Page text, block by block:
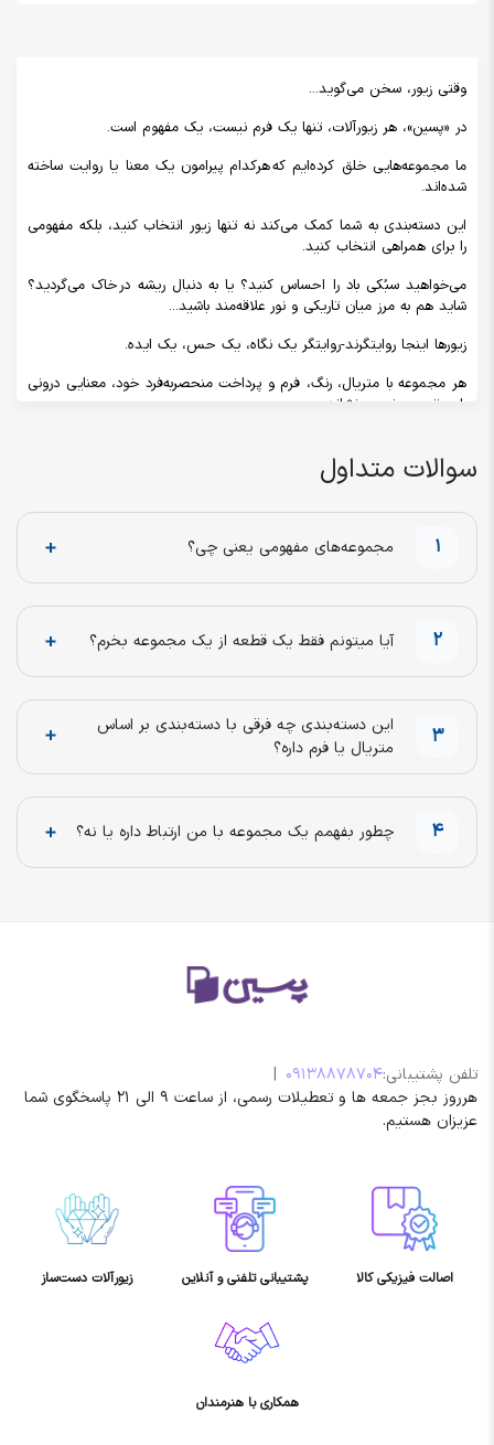
وقتی زیور، سخن می‌گوید...
در «پسین»، هر زیورآلات، تنها یک فرم نیست، یک مفهوم است.
ما مجموعه‌هایی خلق کرده‌ایم که هرکدام پیرامون یک معنا یا روایت ساخته
شده‌اند.
این دسته‌بندی به شما کمک می‌کند نه تنها زیور انتخاب کنید، بلکه مفهومی
را برای همراهی انتخاب کنید.
می‌خواهید سبُکی باد را احساس کنید؟ یا به دنبال ریشه‌ در خاک می‌گردید؟
شاید هم به مرز میان تاریکی و نور علاقه‌مند باشید...
زیورها اینجا روایتگرند-روایتگر یک نگاه، یک حس، یک ایده.
هر مجموعه با متریال، رنگ، فرم و پرداخت منحصربه‌فرد خود، معنایی درونی
را بر تن بیرونی می‌نشاند.
سوالات متداول
1 مجموعه‌های مفهومی یعنی چی؟
2 آیا میتونم فقط یک قطعه از یک مجموعه بخرم؟
3
این دسته‌بندی چه فرقی با دسته‌بندی بر اساس
متریال یا فرم داره؟
4 چطور بفهمم یک مجموعه با من ارتباط داره یا نه؟
تلفن پشتیبانی:09138878704
|
هرروز بجز جمعه ها و تعطیلات رسمی، از ساعت 9 الی 21 پاسخگوی شما
عزیزان هستیم.
اصالت فیزیکی کالا پشتیبانی تلفنی و آنلاین زیورآلات دست‌ساز
همکاری با هنرمندان